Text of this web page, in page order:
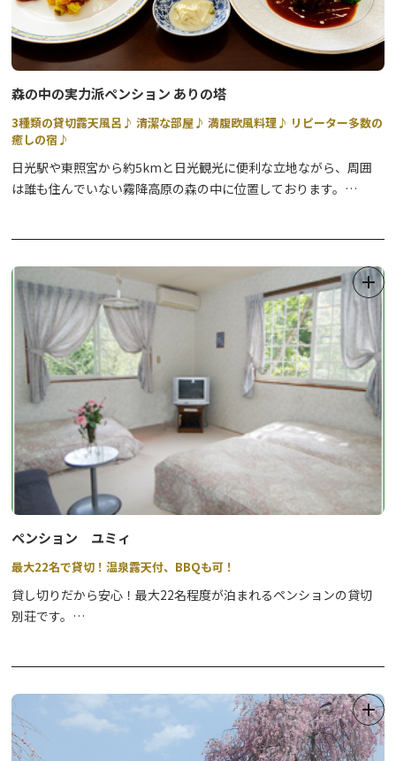
森の中の実力派ペンション ありの塔
3種類の貸切露天風呂♪ 清潔な部屋♪ 満腹欧風料理♪ リピーター多数の
癒しの宿♪
日光駅や東照宮から約5kmと日光観光に便利な立地ながら、周囲
は誰も住んでいない霧降高原の森の中に位置しております。
ペットも宿泊可能なので、周辺の閑静な森を散策することを楽しみ
にお越しになるお客様、また、スタッフのあたたかい心遣いを気に
入ってくださったお客様など、リピーターの方も多くいらっしゃい
ます。
また、自慢の三種の露天風呂は目の前に広がる森を眺めることがで
き、日光の四季折々の美しい自然をお燗酒と楽しむことができま
す！
厳選した食材を使ったディナー「ありの塔特製の欧風家庭料理」は
ボリューム満点。また、朝食のふわふわオムレツも好評です♪
ペット連れの方、お子様連れの方がもちろん、大人数のグループ、
合宿での貸切利用も大歓迎です！
電車の方は、駅まで送迎いたします。
ぜひお気軽にお問合せください。
ペンション ユミィ
最大22名で貸切！温泉露天付、BBQも可！
貸し切りだから安心！最大22名程度が泊まれるペンションの貸切
別荘です。